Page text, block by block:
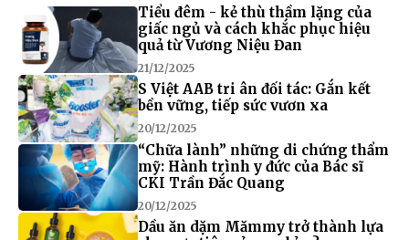
Tiểu đêm - kẻ thù thầm lặng của
giấc ngủ và cách khắc phục hiệu
quả từ Vương Niệu Đan
21/12/2025
S Việt AAB tri ân đối tác: Gắn kết
bền vững, tiếp sức vươn xa
20/12/2025
“Chữa lành” những di chứng thẩm
mỹ: Hành trình y đức của Bác sĩ
CKI Trần Đắc Quang
20/12/2025
Dầu ăn dặm Mămmy trở thành lựa